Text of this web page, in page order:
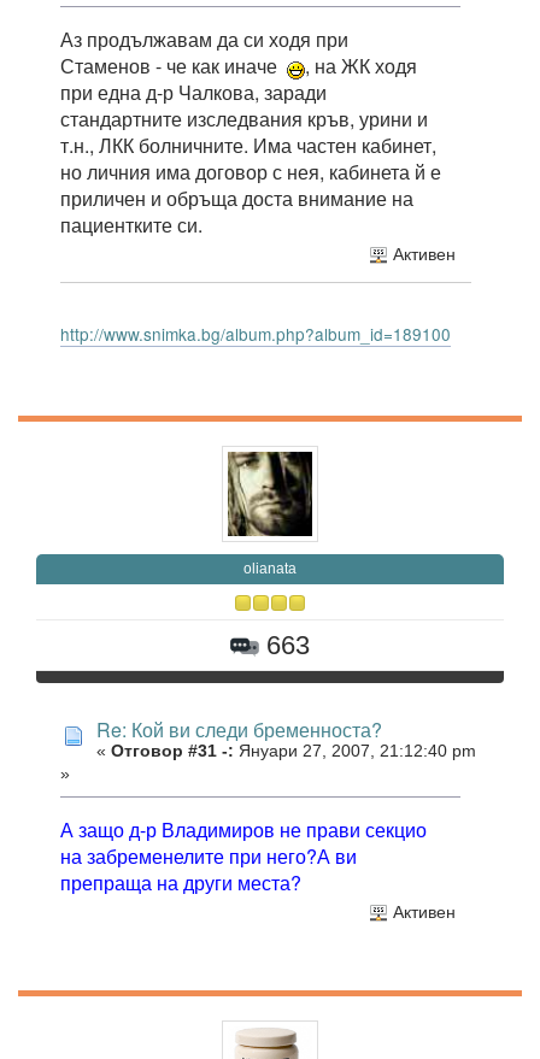
Аз продължавам да си ходя при
Стаменов - че как иначе
, на ЖК ходя
при една д-р Чалкова, заради
стандартните изследвания кръв, урини и
т.н., ЛКК болничните. Има частен кабинет,
но личния има договор с нея, кабинета й е
приличен и обръща доста внимание на
пациентките си.
Активен
http://www.snimka.bg/album.php?album_id=189100
olianata
663
Re: Кой ви следи бременноста?
« Отговор #31 -: Януари 27, 2007, 21:12:40 pm
»
А защо д-р Владимиров не прави секцио
на забременелите при него?А ви
препраща на други места?
Активен